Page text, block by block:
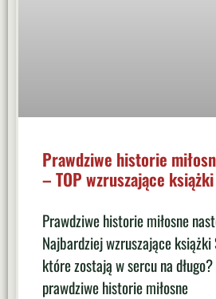
Prawdziwe historie
– TOP wzruszające książki
Prawdziwe historie miłosne
Najbardziej wzruszające książki
które zostają w sercu na
prawdziwe historie miłosne